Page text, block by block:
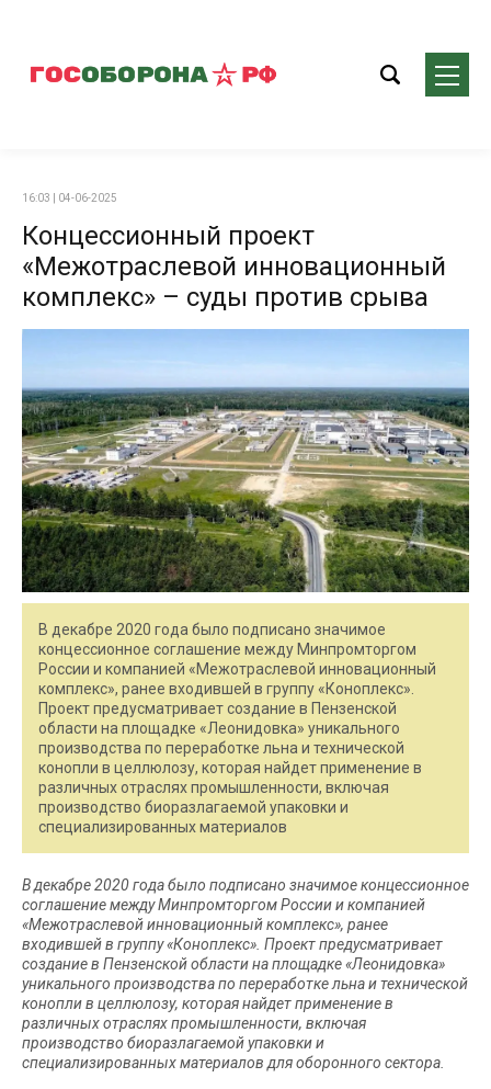
16:03 | 04-06-2025
Концессионный проект
«Межотраслевой инновационный
комплекс» – суды против срыва
В декабре 2020 года было подписано значимое
концессионное соглашение между Минпромторгом
России и компанией «Межотраслевой инновационный
комплекс», ранее входившей в группу «Коноплекс».
Проект предусматривает создание в Пензенской
области на площадке «Леонидовка» уникального
производства по переработке льна и технической
конопли в целлюлозу, которая найдет применение в
различных отраслях промышленности, включая
производство биоразлагаемой упаковки и
специализированных материалов
В декабре 2020 года было подписано значимое концессионное
соглашение между Минпромторгом России и компанией
«Межотраслевой инновационный комплекс», ранее
входившей в группу «Коноплекс». Проект предусматривает
создание в Пензенской области на площадке «Леонидовка»
уникального производства по переработке льна и технической
конопли в целлюлозу, которая найдет применение в
различных отраслях промышленности, включая
производство биоразлагаемой упаковки и
специализированных материалов для оборонного сектора.